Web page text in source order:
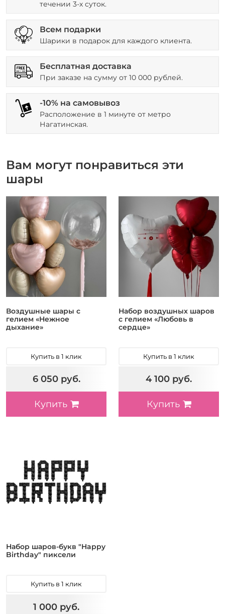
течении 3-х суток.
Всем подарки
Шарики в подарок для каждого клиента.
Бесплатная доставка
При заказе на сумму от 10 000 рублей.
-10% на самовывоз
Расположение в 1 минуте от метро
Нагатинская.
Вам могут понравиться эти
шары
Воздушные шары с
гелием «Нежное
дыхание»
Купить в 1 клик
6 050 руб.
Купить
Набор воздушных шаров
с гелием «Любовь в
сердце»
Купить в 1 клик
4 100 руб.
Купить
Набор шаров-букв "Happy
Birthday" пиксели
Купить в 1 клик
1 000 руб.